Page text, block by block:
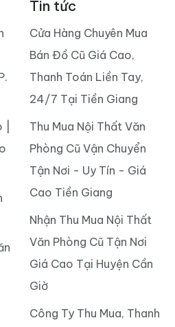
Tin tức
Cửa Hàng Chuyên Mua
Bán Đồ Cũ Giá Cao,
Thanh Toán Liền Tay,
24/7 Tại Tiền Giang
Thu Mua Nội Thất Văn
Phòng Cũ Vận Chuyển
Tận Nơi - Uy Tín - Giá
Cao Tiền Giang
Nhận Thu Mua Nội Thất
Văn Phòng Cũ Tận Nơi
Giá Cao Tại Huyện Cần
Giờ
Công Ty Thu Mua, Thanh